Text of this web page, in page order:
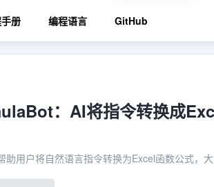
册 编程语言 GitHub
：AI将指令转换成
助用户将自然语言指令转换为Excel函数公式，